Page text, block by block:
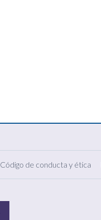
Código de conducta y ética